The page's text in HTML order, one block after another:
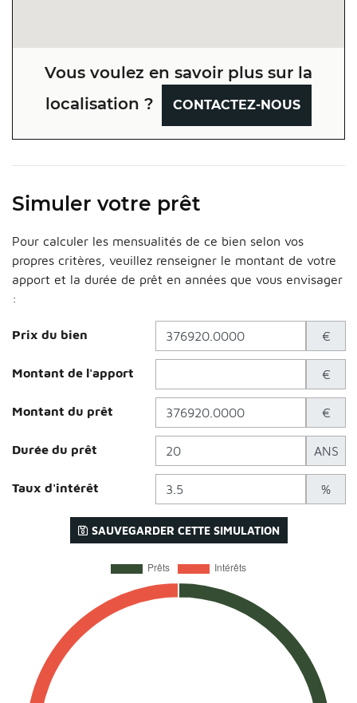
Vous voulez en savoir plus sur la
localisation ?
CONTACTEZ-NOUS
Simuler votre prêt
Pour calculer les mensualités de ce bien selon vos
propres critères, veuillez renseigner le montant de votre
apport et la durée de prêt en années que vous envisager
:
Prix du bien €
Montant de l'apport €
Montant du prêt €
Durée du prêt ANS
Taux d'intérêt %
SAUVEGARDER CETTE SIMULATION